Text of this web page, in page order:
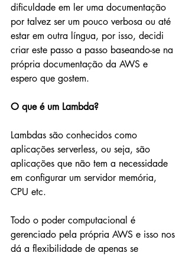
dificuldade em ler uma documentação
por talvez ser um pouco verbosa ou até
estar em outra língua, por isso, decidi
criar este passo a passo baseando-se na
própria documentação da AWS e
espero que gostem.
O que é um Lambda?
Lambdas são conhecidos como
aplicações serverless, ou seja, são
aplicações que não tem a necessidade
em configurar um servidor memória,
CPU etc.
Todo o poder computacional é
gerenciado pela própria AWS e isso nos
dá a flexibilidade de apenas se